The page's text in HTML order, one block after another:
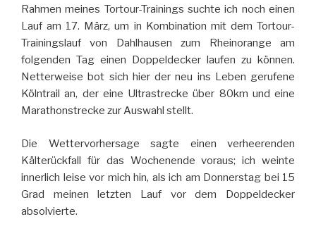
Rahmen meines Tortour-Trainings suchte ich noch einen
Lauf am 17. März, um in Kombination mit dem Tortour-
Trainingslauf von Dahlhausen zum Rheinorange am
folgenden Tag einen Doppeldecker laufen zu können.
Netterweise bot sich hier der neu ins Leben gerufene
Kölntrail an, der eine Ultrastrecke über 80km und eine
Marathonstrecke zur Auswahl stellt.
Die Wettervorhersage sagte einen verheerenden
Kälterückfall für das Wochenende voraus; ich weinte
innerlich leise vor mich hin, als ich am Donnerstag bei 15
Grad meinen letzten Lauf vor dem Doppeldecker
absolvierte.